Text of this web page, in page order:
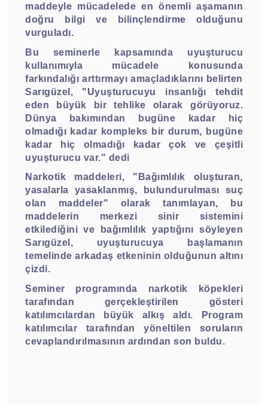
maddeyle mücadelede en önemli aşamanın
doğru bilgi ve bilinçlendirme olduğunu
vurguladı.
Bu seminerle kapsamında uyuşturucu
kullanımıyla mücadele konusunda
farkındalığı arttırmayı amaçladıklarını belirten
Sarıgüzel, "Uyuşturucuyu insanlığı tehdit
eden büyük bir tehlike olarak görüyoruz.
Dünya bakımından bugüne kadar hiç
olmadığı kadar kompleks bir durum, bugüne
kadar hiç olmadığı kadar çok ve çeşitli
uyuşturucu var." dedi
Narkotik maddeleri, "Bağımlılık oluşturan,
yasalarla yasaklanmış, bulundurulması suç
olan maddeler" olarak tanımlayan, bu
maddelerin merkezi sinir sistemini
etkilediğini ve bağımlılık yaptığını söyleyen
Sarıgüzel, uyuşturucuya başlamanın
temelinde arkadaş etkeninin olduğunun altını
çizdi.
Seminer programında narkotik köpekleri
tarafından gerçekleştirilen gösteri
katılımcılardan büyük alkış aldı. Program
katılımcılar tarafından yöneltilen soruların
cevaplandırılmasının ardından son buldu.